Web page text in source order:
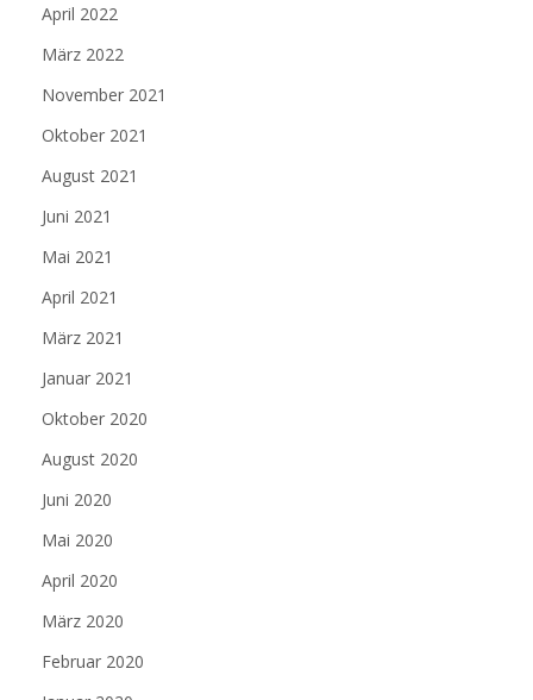
April 2022
März 2022
November 2021
Oktober 2021
August 2021
Juni 2021
Mai 2021
April 2021
März 2021
Januar 2021
Oktober 2020
August 2020
Juni 2020
Mai 2020
April 2020
März 2020
Februar 2020